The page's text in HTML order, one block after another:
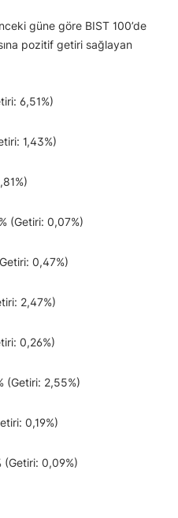
güne göre BIST 100’de
pozitif getiri sağlayan
6,51%)
1,43%)
(Getiri: 0,07%)
0,47%)
2,47%)
0,26%)
(Getiri: 2,55%)
0,19%)
(Getiri: 0,09%)